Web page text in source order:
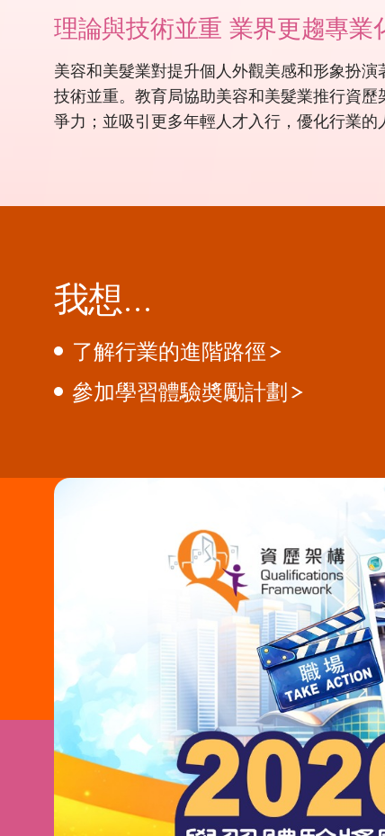
理論與技術並重 業界更趨專業
美容和美髮業對提升個人外觀美感和形象扮
技術並重。教育局協助美容和美髮業推行資
爭力；並吸引更多年輕人才入行，優化行業的
我想…
了解行業的進階路徑
參加學習體驗奬勵計劃